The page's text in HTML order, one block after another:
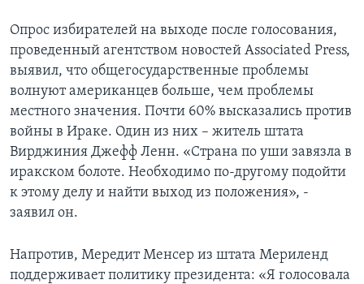
Опрос избирателей на выходе после голосования,
проведенный агентством новостей Associated Press,
выявил, что общегосударственные проблемы
волнуют американцев больше, чем проблемы
местного значения. Почти 60% высказались против
войны в Ираке. Один из них – житель штата
Вирджиния Джефф Ленн. «Страна по уши завязла в
иракском болоте. Необходимо по-другому подойти
к этому делу и найти выход из положения», -
заявил он.
Напротив, Мередит Менсер из штата Мериленд
поддерживает политику президента: «Я голосовала